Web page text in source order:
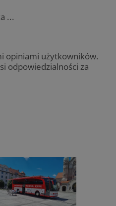
...
opiniami użytkowników.
odpowiedzialności za